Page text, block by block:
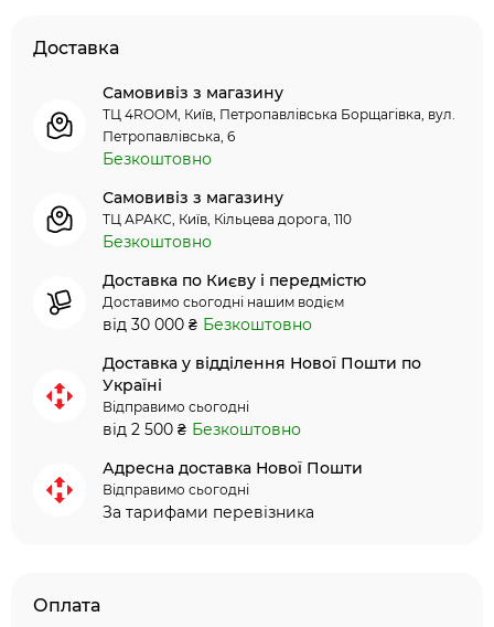
Доставка
Самовивіз з магазину
ТЦ 4ROOM, Київ, Петропавлівська Борщагівка, вул.
Петропавлівська, 6
Безкоштовно
Самовивіз з магазину
ТЦ АРАКС, Київ, Кільцева дорога, 110
Безкоштовно
Доставка по Києву і передмістю
Доставимо сьогодні нашим водієм
від 30 000 ₴ Безкоштовно
Доставка у відділення Нової Пошти по
Україні
Відправимо сьогодні
від 2 500 ₴ Безкоштовно
Адресна доставка Нової Пошти
Відправимо сьогодні
За тарифами перевізника
Оплата